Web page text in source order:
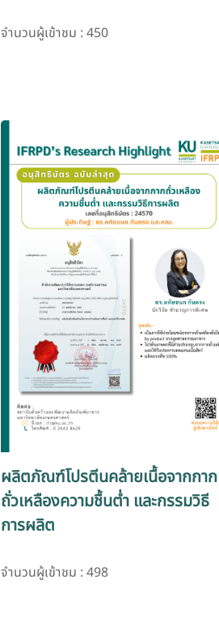
จำนวนผู้เข้าชม : 450
ผลิตภัณฑ์โปรตีนคล้ายเนื้อจากกาก
ถั่วเหลืองความชื้นต่ำ และกรรมวิธี
การผลิต
จำนวนผู้เข้าชม : 498